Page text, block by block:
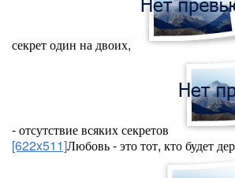
секрет один на двоих,
- отсутствие всяких секретов
[622x511]Любовь - это тот, кто будет